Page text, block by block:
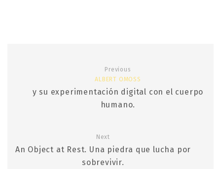
Previous
ALBERT OMOSS
y su experimentación digital con el cuerpo
humano.
Next
An Object at Rest. Una piedra que lucha por
sobrevivir.